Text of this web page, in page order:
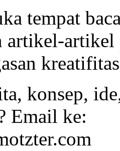
tempat
artikel-artikel
konsep,
Email ke: